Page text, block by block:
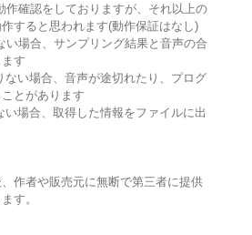
確認をしておりますが、それ以上の
すると思われます(動作保証はなし)
場合、サンプリング結果と音声の合
す
い場合、音声が途切れたり、プログ
とがあります
場合、取得した情報をファイルに出
作者や販売元に無断で第三者に提供
す。